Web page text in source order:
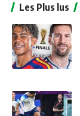
Les Plus lus